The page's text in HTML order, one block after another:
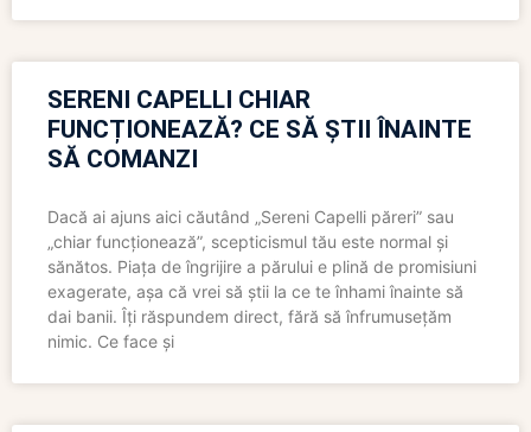
SERENI CAPELLI CHIAR
FUNCȚIONEAZĂ? CE SĂ ȘTII ÎNAINTE
SĂ COMANZI
Dacă ai ajuns aici căutând „Sereni Capelli păreri” sau
„chiar funcționează”, scepticismul tău este normal și
sănătos. Piața de îngrijire a părului e plină de promisiuni
exagerate, așa că vrei să știi la ce te înhami înainte să
dai banii. Îți răspundem direct, fără să înfrumusețăm
nimic. Ce face și